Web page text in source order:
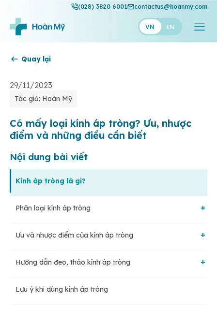
(028) 3820 6001 contactus@hoanmy.com
VN EN
Thuận Mỹ
Quay lại
29/11/2023
Tác giả: Hoàn Mỹ
Có mấy loại kính áp tròng? Ưu, nhược
điểm và những điều cần biết
Nội dung bài viết
Kính áp tròng là gì?
Phân loại kính áp tròng
Kính giãn tròng
Ưu và nhược điểm của kính áp tròng
Ưu điểm
Hướng dẫn đeo, tháo kính áp tròng
Cách đeo
Lưu ý khi dùng kính áp tròng